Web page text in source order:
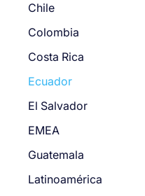
Chile
Colombia
Costa Rica
Ecuador
El Salvador
EMEA
Guatemala
Latinoamérica